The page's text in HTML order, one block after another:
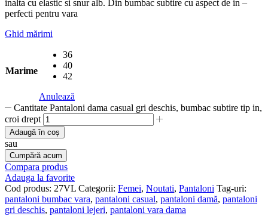
inalta cu elastic si snur alb. Din bumbac subtire cu aspect de in –
perfecti pentru vara
Ghid mărimi
Marime
36
40
42
Anulează
Cantitate Pantaloni dama casual gri deschis, bumbac subtire tip in,
croi drept
Adaugă în coș
sau
Cumpără acum
Compara produs
Adauga la favorite
Cod produs: 27VL Categorii: Femei, Noutati, Pantaloni Tag-uri:
pantaloni bumbac vara, pantaloni casual, pantaloni damă, pantaloni
gri deschis, pantaloni lejeri, pantaloni vara dama